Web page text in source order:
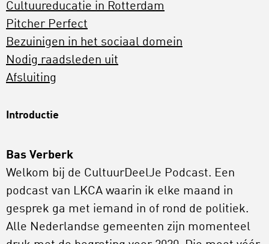
Cultuureducatie in Rotterdam
Pitcher Perfect
Bezuinigen in het sociaal domein
Nodig raadsleden uit
Afsluiting
Introductie
Bas Verberk
Welkom bij de CultuurDeelJe Podcast. Een
podcast van LKCA waarin ik elke maand in
gesprek ga met iemand in of rond de politiek.
Alle Nederlandse gemeenten zijn momenteel